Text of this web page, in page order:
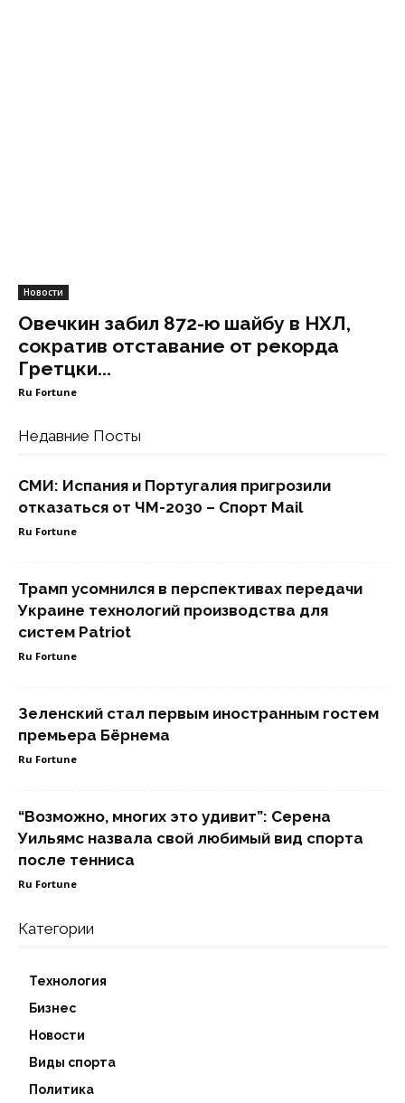
Новости
Овечкин забил 872-ю шайбу в НХЛ,
сократив отставание от рекорда
Гретцки...
Ru Fortune
Недавние Посты
СМИ: Испания и Португалия пригрозили
отказаться от ЧМ-2030 – Спорт Mail
Ru Fortune
Трамп усомнился в перспективах передачи
Украине технологий производства для
систем Patriot
Ru Fortune
Зеленский стал первым иностранным гостем
премьера Бёрнема
Ru Fortune
“Возможно, многих это удивит”: Серена
Уильямс назвала свой любимый вид спорта
после тенниса
Ru Fortune
Категории
Технология
Бизнес
Новости
Виды спорта
Политика